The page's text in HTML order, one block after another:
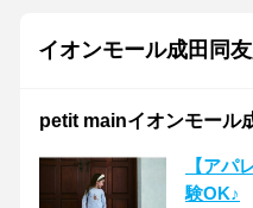
イオンモール成田同
petit mainイオンモール
【アパ
験OK♪